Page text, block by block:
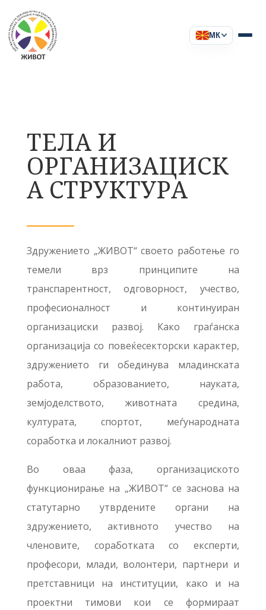
МК
ТЕЛА И
ОРГАНИЗАЦИСК
А СТРУКТУРА
Здружението „ЖИВОТ“ своето работење го
темели врз принципите на
транспарентност, одговорност, учество,
професионалност и континуиран
организациски развој. Како граѓанска
организација со повеќесекторски карактер,
здружението ги обединува младинската
работа, образованието, науката,
земјоделството, животната средина,
културата, спортот, меѓународната
соработка и локалниот развој.
Во оваа фаза, организациското
функционирање на „ЖИВОТ“ се заснова на
статутарно утврдените органи на
здружението, активното учество на
членовите, соработката со експерти,
професори, млади, волонтери, партнери и
претставници на институции, како и на
проектни тимови кои се формираат